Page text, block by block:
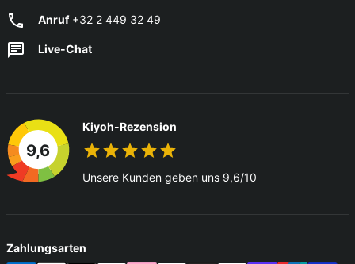
Anruf+32 2 449 32 49
Live-Chat
9,6
Kiyoh-Rezension
Unsere Kunden geben uns 9,6/10
Zahlungsarten